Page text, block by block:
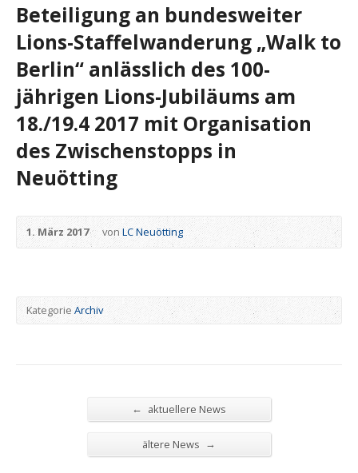
Beteiligung an bundesweiter
Lions-Staffelwanderung „Walk to
Berlin“ anlässlich des 100-
jährigen Lions-Jubiläums am
18./19.4 2017 mit Organisation
des Zwischenstopps in
Neuötting
1. März 2017 vonLC Neuötting
Kategorie Archiv
← aktuellere News
ältere News →